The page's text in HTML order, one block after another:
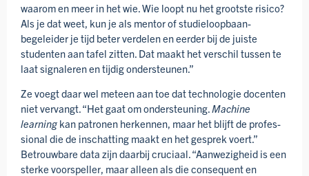
waarom en meer in het wie. Wie loopt nu het grootste risico?
Als je dat weet, kun je als mentor of studie­loopbaan­
begeleider je tijd beter verdelen en eerder bij de juiste
studenten aan tafel zitten. Dat maakt het verschil tussen te
laat signaleren en tijdig onder­steunen.”
Ze voegt daar wel meteen aan toe dat technologie docenten
niet vervangt. “Het gaat om onder­steuning.Machine
learning kan patronen herkennen, maar het blijft de profes­
sional die de inschatting maakt en het gesprek voert.”
Betrouwbare data zijn daarbij cruciaal. “Aanwezig­heid is een
sterke voorspeller, maar alleen als die consequent en